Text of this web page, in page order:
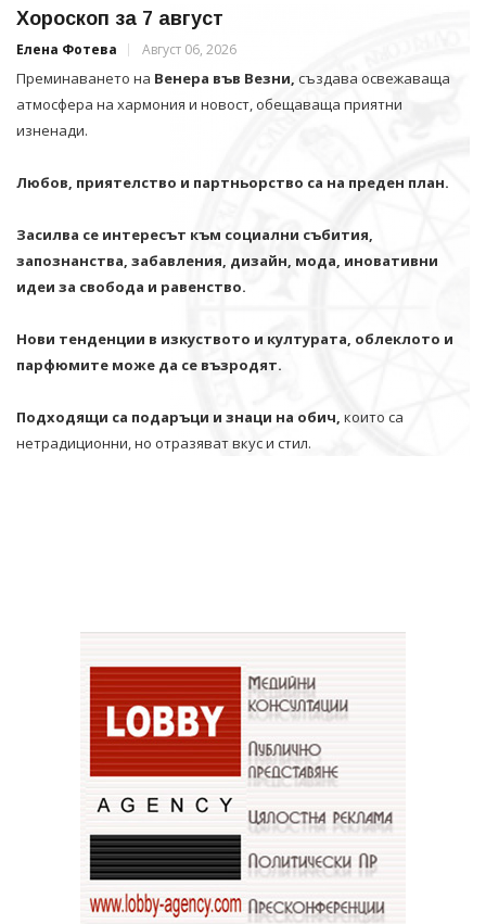
Хороскоп за 7 август
Елена Фотева Август 06, 2026
Преминаването на Венера във Везни, създава освежаваща
атмосфера на хармония и новост, обещаваща приятни
изненади.
Любов, приятелство и партньорство са на преден план.
Засилва се интересът към социални събития,
запознанства, забавления, дизайн, мода, иновативни
идеи за свобода и равенство.
Нови тенденции в изкуството и културата, облеклото и
парфюмите може да се възродят.
Подходящи са подаръци и знаци на обич, които са
нетрадиционни, но отразяват вкус и стил.